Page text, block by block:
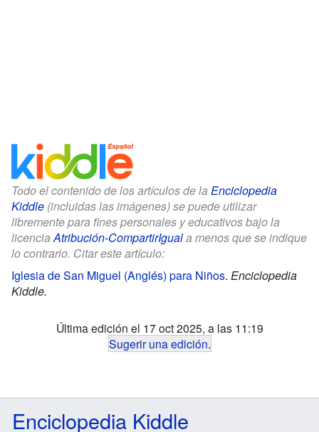
Todo el contenido de los artículos de la Enciclopedia
Kiddle (incluidas las imágenes) se puede utilizar
libremente para fines personales y educativos bajo la
licencia Atribución-CompartirIguala menos que se indique
lo contrario. Citar este artículo:
Iglesia de San Miguel (Anglés) para Niños. Enciclopedia
Kiddle.
Última edición el 17 oct 2025, a las 11:19
Sugerir una edición.
Enciclopedia Kiddle